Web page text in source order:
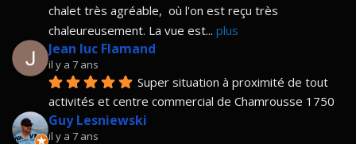
chalet très agréable,  où l'on est reçu très
chaleureusement. La vue est... plus
Jean luc Flamand
il y a 7 ans
Super situation à proximité de tout
activités et centre commercial de Chamrousse 1750
Guy Lesniewski
il y a 7 ans